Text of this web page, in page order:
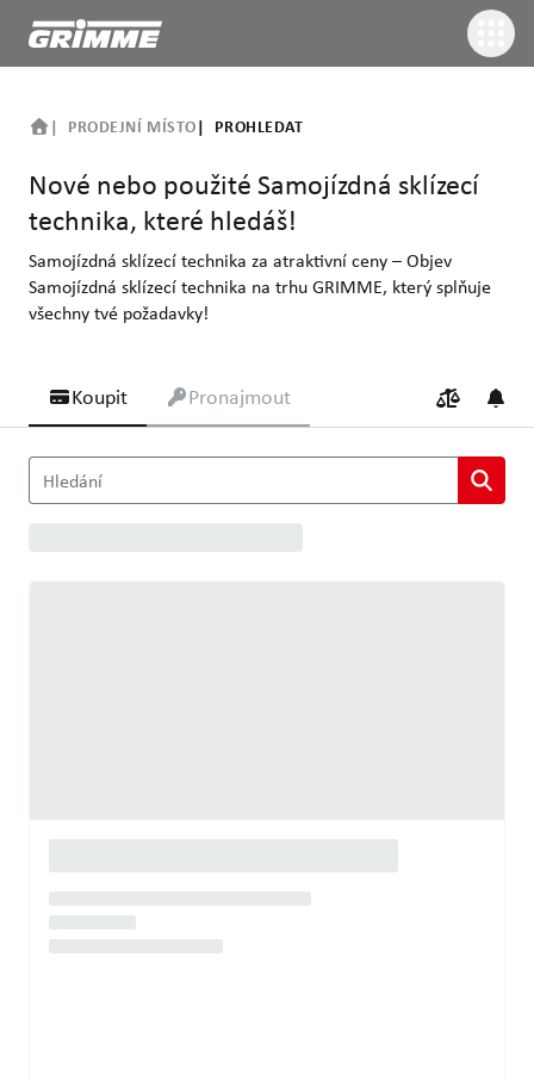
PRODEJNÍ MÍSTO PROHLEDAT
Nové nebo použité Samojízdná sklízecí
technika, které hledáš!
Samojízdná sklízecí technika za atraktivní ceny – Objev
Samojízdná sklízecí technika na trhu GRIMME, který splňuje
všechny tvé požadavky!
Koupit Pronajmout
Nové nebo použité Samojízdná sklízecí technika, které hledáš!
Samojízdná sklízecí technika za atraktivní ceny – Objev
Hledání